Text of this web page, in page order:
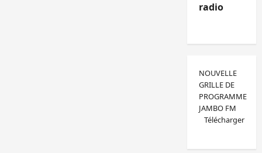
radio
NOUVELLE
GRILLE DE
PROGRAMME
JAMBO FM
Télécharger